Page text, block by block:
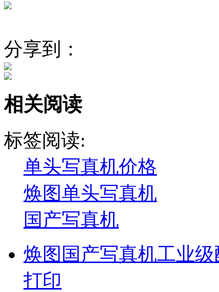
分享到：
相关阅读
标签阅读:
单头写真机价格
焕图单头写真机
国产写真机
焕图国产写真机工业
打印